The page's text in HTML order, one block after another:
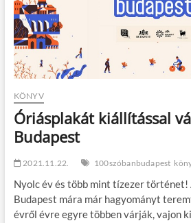
fej
dokiKőnig
doki
bemutatja
Ilyen
KÖNYV
Óriásplakát kiállítással
Budapest
2021.11.22. 100szóbanbudapest
Nyolc év és több mint tízezer történet!
Budapest mára már hagyományt
évről évre egyre többen várják, vajon